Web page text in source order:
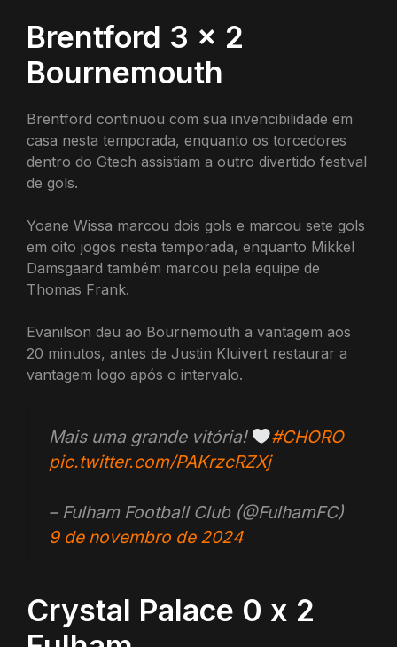
Brentford 3 x 2
Bournemouth
Brentford continuou com sua invencibilidade em
casa nesta temporada, enquanto os torcedores
dentro do Gtech assistiam a outro divertido festival
de gols.
Yoane Wissa marcou dois gols e marcou sete gols
em oito jogos nesta temporada, enquanto Mikkel
Damsgaard também marcou pela equipe de
Thomas Frank.
Evanilson deu ao Bournemouth a vantagem aos
20 minutos, antes de Justin Kluivert restaurar a
vantagem logo após o intervalo.
Mais uma grande vitória!
#CHORO
pic.twitter.com/PAKrzcRZXj
– Fulham Football Club (@FulhamFC)
9 de novembro de 2024
Crystal Palace 0 x 2